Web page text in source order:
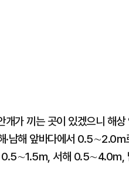
가 끼는 곳이 있겠으니 해
남해 앞바다에서 0.5∼2.0m
서해 0.5∼4.0m,